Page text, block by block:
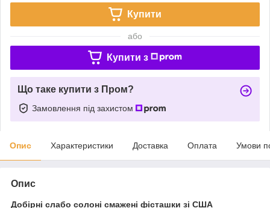
Купити
або
Купити з
Що таке купити з Пром?
Замовлення під захистом
Опис Характеристики Доставка Оплата Умови
Опис
Добірні слабо солоні смажені фісташки зі США